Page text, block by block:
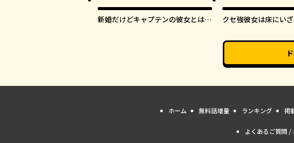
新婚だけどキャプテンの彼女とはま
クセ強彼女は床にい
ホーム 無料話増量 ランキング 掲
よくあるご質問 /